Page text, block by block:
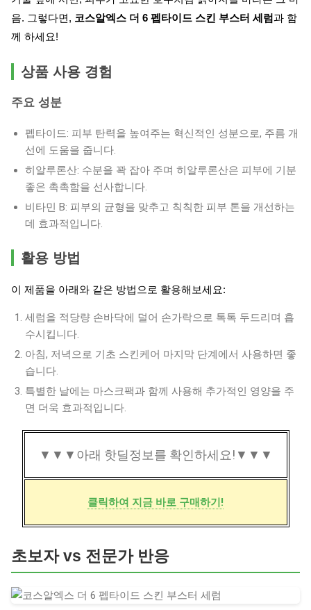
음. 그렇다면, 코스알엑스 더 6 펩타이드 스킨 부스터 세럼과 함
께 하세요!
상품 사용 경험
주요 성분
펩타이드: 피부 탄력을 높여주는 혁신적인 성분으로, 주름 개
선에 도움을 줍니다.
히알루론산: 수분을 꽉 잡아 주며 히알루론산은 피부에 기분
좋은 촉촉함을 선사합니다.
비타민 B: 피부의 균형을 맞추고 칙칙한 피부 톤을 개선하는
데 효과적입니다.
활용 방법
이 제품을 아래와 같은 방법으로 활용해보세요:
세럼을 적당량 손바닥에 덜어 손가락으로 톡톡 두드리며 흡
수시킵니다.
아침, 저녁으로 기초 스킨케어 마지막 단계에서 사용하면 좋
습니다.
특별한 날에는 마스크팩과 함께 사용해 추가적인 영양을 주
면 더욱 효과적입니다.
▼▼▼아래 핫딜정보를 확인하세요!▼▼▼
클릭하여 지금 바로 구매하기!
초보자 vs 전문가 반응